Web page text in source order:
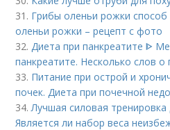
31. Грибы оленьи рожки
оленьи рожки – рецепт с фото
32. Диета при панкреатите ᐈ
панкреатите. Несколько слов о
33. Питание при острой и
почек. Диета при почечной
34. Лучшая силовая
Является ли набор веса